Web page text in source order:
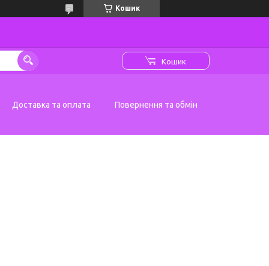
Кошик
Кошик
Доставка та оплата Повернення та обмін